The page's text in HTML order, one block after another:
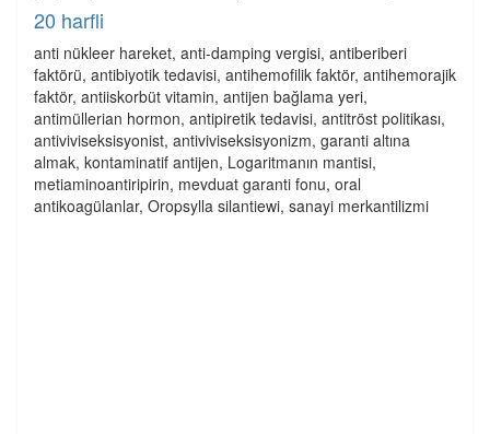
20 harfli
anti nükleer hareket, anti-damping vergisi, antiberiberi
faktörü, antibiyotik tedavisi, antihemofilik faktör, antihemorajik
faktör, antiiskorbüt vitamin, antijen bağlama yeri,
antimüllerian hormon, antipiretik tedavisi, antitröst politikası,
antiviviseksisyonist, antiviviseksisyonizm, garanti altına
almak, kontaminatif antijen, Logaritmanın mantisi,
metiaminoantiripirin, mevduat garanti fonu, oral
antikoagülanlar, Oropsylla silantiewi, sanayi merkantilizmi